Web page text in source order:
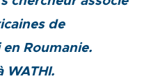
de
Roumanie.